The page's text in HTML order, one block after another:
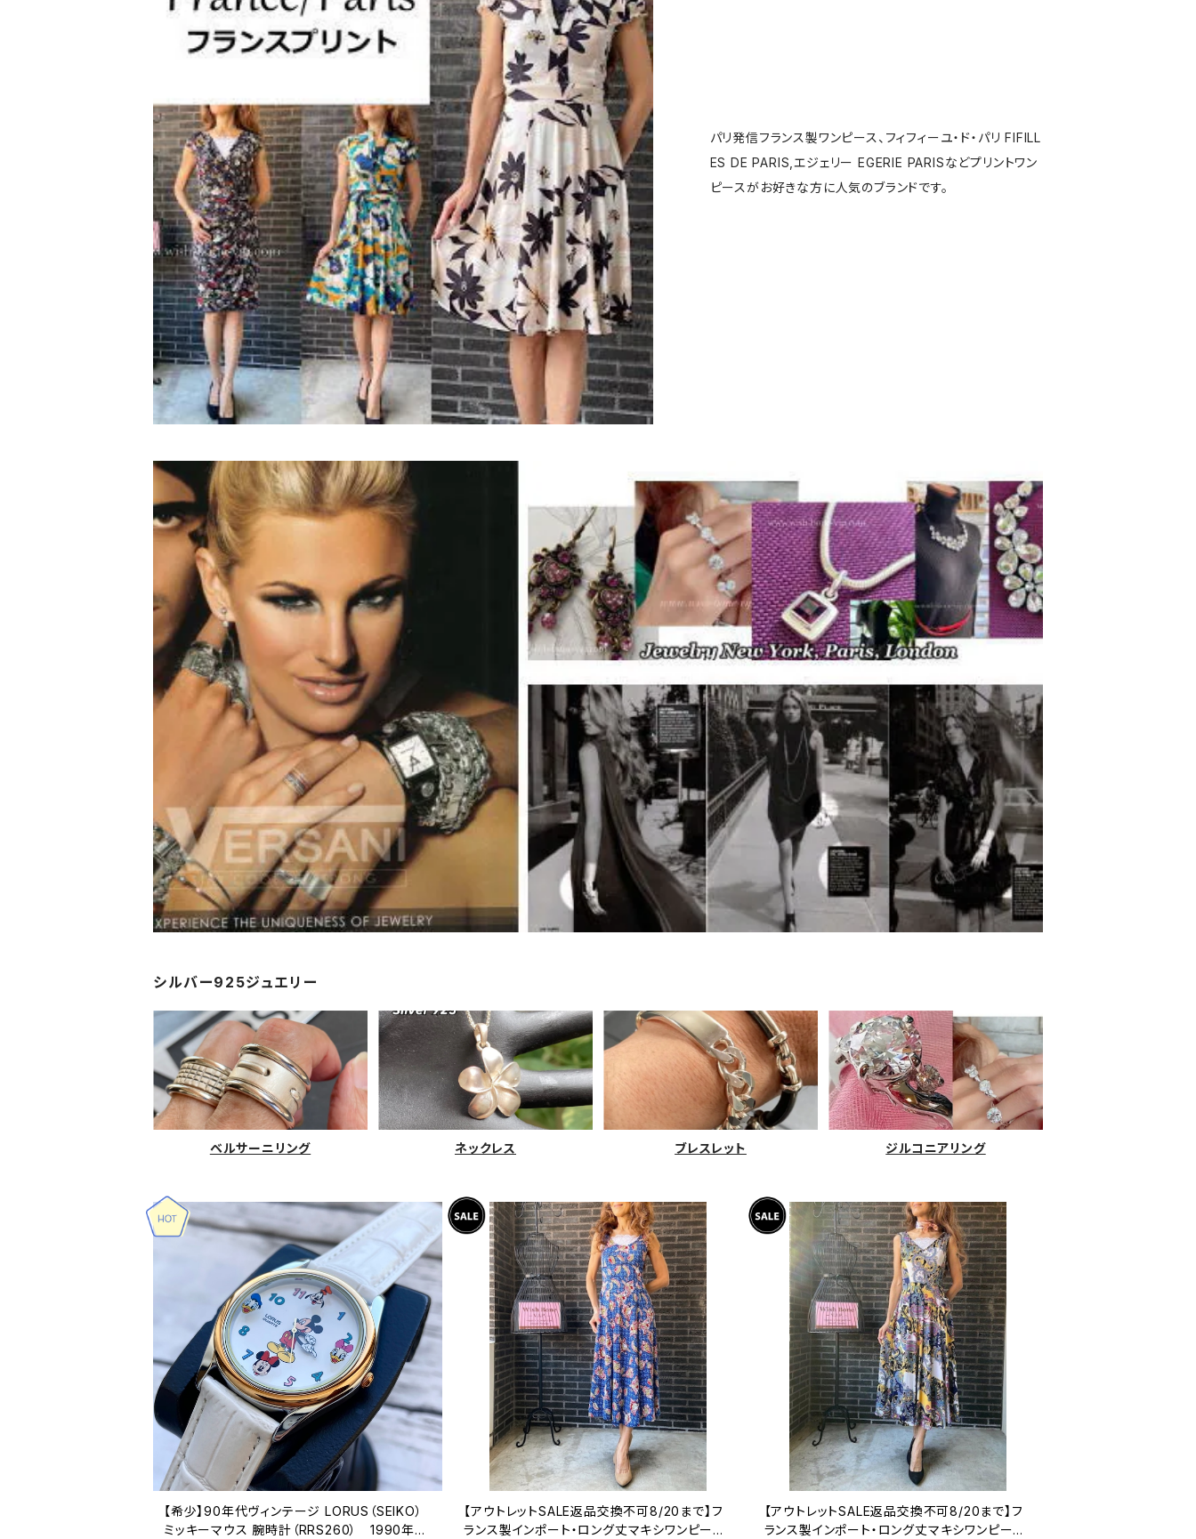
パリ発信フランス製ワンピース、フィフィーユ・ド・パリ FIFILL
ES DE PARIS,エジェリー EGERIE PARISなどプリントワン
ピースがお好きな方に人気のブランドです。
シルバー925ジュエリー
ベルサーニリング ネックレス ブレスレット ジルコニアリング
【希少】90年代ヴィンテージ LORUS（SEIKO）
ミッキーマウス 腕時計（RRS260） 1990年代
【アウトレットSALE返品交換不可8/20まで】フ
ランス製インポート・ロング丈マキシワンピース
【アウトレットSALE返品交換不可8/20まで】フ
ランス製インポート・ロング丈マキシワンピース